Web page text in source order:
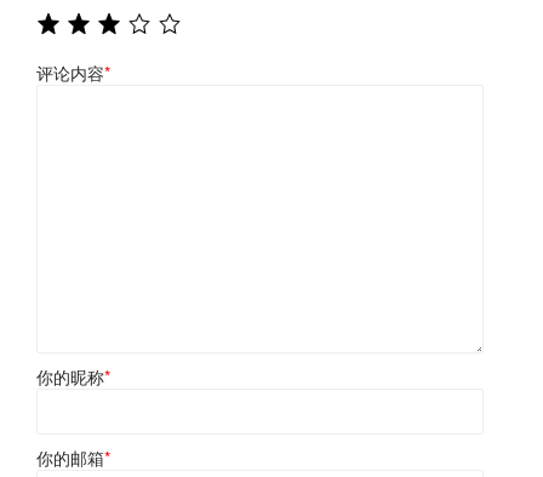
评论内容*
你的昵称*
你的邮箱*